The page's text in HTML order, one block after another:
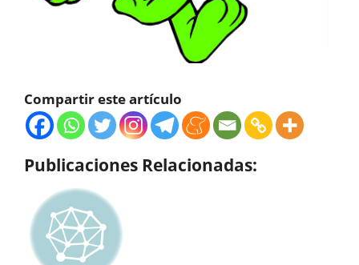
Compartir este artículo
Publicaciones Relacionadas: